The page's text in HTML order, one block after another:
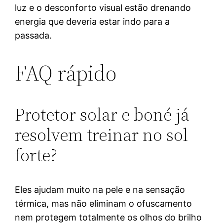
luz e o desconforto visual estão drenando
energia que deveria estar indo para a
passada.
FAQ rápido
Protetor solar e boné já
resolvem treinar no sol
forte?
Eles ajudam muito na pele e na sensação
térmica, mas não eliminam o ofuscamento
nem protegem totalmente os olhos do brilho